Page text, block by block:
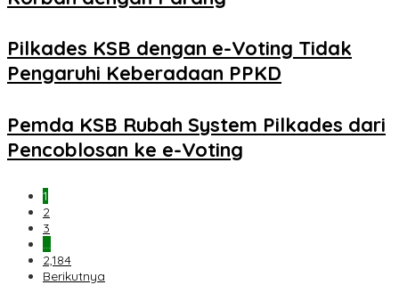
Pilkades KSB dengan e-Voting Tidak
Pengaruhi Keberadaan PPKD
Pemda KSB Rubah System Pilkades dari
Pencoblosan ke e-Voting
1
2
3
…
2,184
Berikutnya